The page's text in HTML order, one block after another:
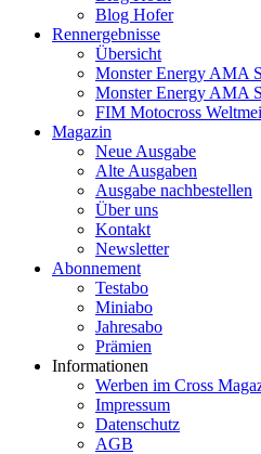
Blog Hofer
Rennergebnisse
Übersicht
Monster Energy AMA
Monster Energy AMA
FIM Motocross
Magazin
Neue Ausgabe
Alte Ausgaben
Ausgabe nachbestellen
Über uns
Kontakt
Newsletter
Abonnement
Testabo
Miniabo
Jahresabo
Prämien
Informationen
Werben im Cross
Impressum
Datenschutz
AGB